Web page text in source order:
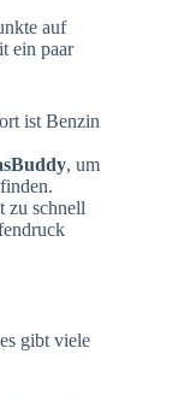
auf
ein paar
ist Benzin
, um
zu schnell
gibt viele